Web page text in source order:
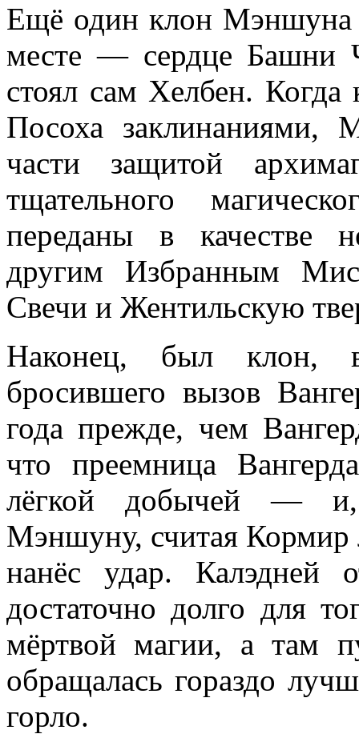
Ещё один клон Мэншуна
месте — сердце Башни
стоял сам Хелбен.
Посоха заклинаниями,
части защитой
тщательного
переданы в качестве
другим Избранным
Свечи и Жентильскую
Наконец, был клон,
бросившего вызов
года прежде, чем
что преемница
лёгкой добычей —
Мэншуну, считая
нанёс удар. Калэдней
достаточно долго для
мёртвой магии, а там
обращалась гораздо
горло.